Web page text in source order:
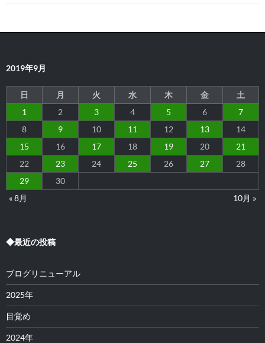
ゲ
ー
ョ
2019年9月
日 月 火 水 木 金
土
1
2 3 4 5 6
7
8
9 10 11 12 13
14
15
16 17 18 19 20
21
22
23 24 25 26 27
28
29
30
« 8月
10月 »
◆最近の投稿
ブログリニューアル
2025年
目覚め
2024年